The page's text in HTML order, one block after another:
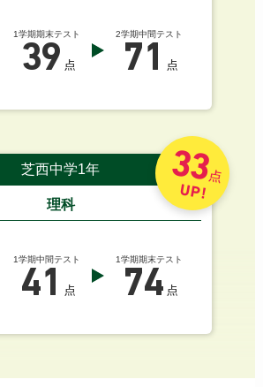
1学期期末テスト
39 点
2学期中間テスト
71 点
芝西中学1年
理科
1学期中間テスト
41 点
1学期期末テスト
74 点
33点
UP!